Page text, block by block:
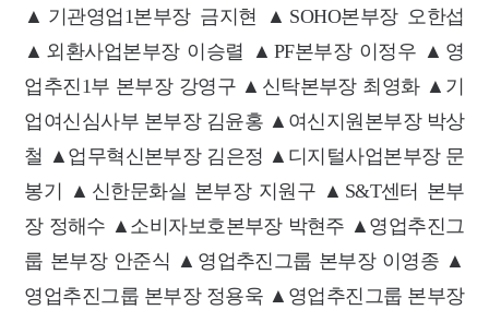
▲기관영업1본부장 금지현 ▲SOHO본부장 오한섭
▲외환사업본부장 이승렬 ▲PF본부장 이정우 ▲영
업추진1부 본부장 강영구 ▲신탁본부장 최영화 ▲기
업여신심사부 본부장 김윤홍 ▲여신지원본부장 박상
철 ▲업무혁신본부장 김은정 ▲디지털사업본부장 문
봉기 ▲신한문화실 본부장 지원구 ▲S&T센터 본부
장 정해수 ▲소비자보호본부장 박현주 ▲영업추진그
룹 본부장 안준식 ▲영업추진그룹 본부장 이영종 ▲
영업추진그룹 본부장 정용욱 ▲영업추진그룹 본부장